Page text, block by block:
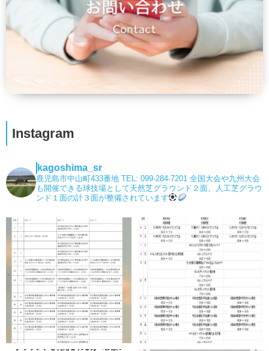
Instagram
kagoshima_sr
鹿児島市中山町433番地 TEL: 099-284-7201 全国大会や九州大会
も開催できる球技場として天然芝グラウンド２面、人工芝グラウ
ンド１面の計３面が整備されています